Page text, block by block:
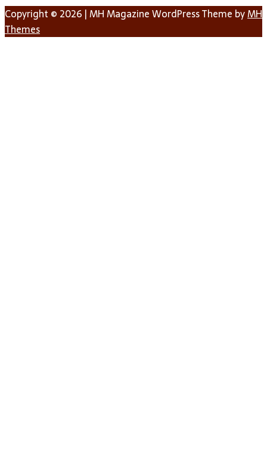
Copyright © 2026 | MH Magazine WordPress Theme byMH
Themes